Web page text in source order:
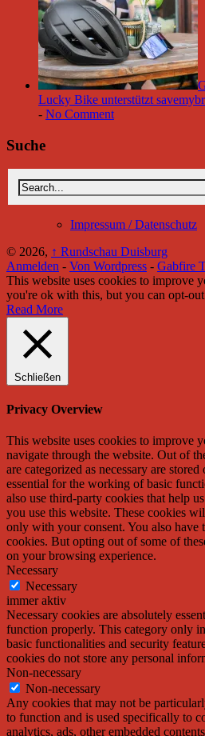
Lucky Bike unterstützt
- No Comment
Suche
Impressum / Datenschutz
© 2026, ↑ Rundschau Duisburg
Anmelden - Von Wordpress - Gabfire
This website uses cookies to improve
you're ok with this, but you can opt-
Read More
Schließen
Privacy Overview
This website uses cookies to improve
navigate through the website. Out of
are categorized as necessary are
essential for the working of basic
also use third-party cookies that help
you use this website. These cookies
only with your consent. You also have
cookies. But opting out of some of
on your browsing experience.
Necessary
Necessary
immer aktiv
Necessary cookies are absolutely
function properly. This category only
basic functionalities and security
cookies do not store any personal
Non-necessary
Non-necessary
Any cookies that may not be
to function and is used specifically to
analytics, ads, other embedded